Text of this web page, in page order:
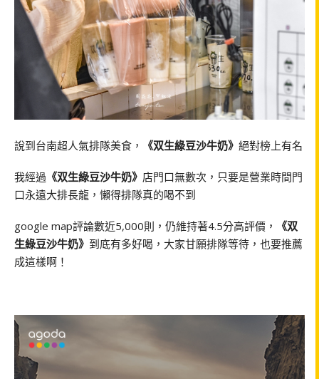
說到台南超人氣排隊美食， 《双生綠豆沙牛奶》 絕對榜上有名
我經過 《双生綠豆沙牛奶》 店門口無數次，只要是營業時間門
口永遠大排長龍，懶得排隊真的喝不到
google map評論數近5,000則，仍維持著4.5分高評價，
《双
生綠豆沙牛奶》 到底有多好喝，大家甘願排隊等待，也要推薦
成這樣啊！